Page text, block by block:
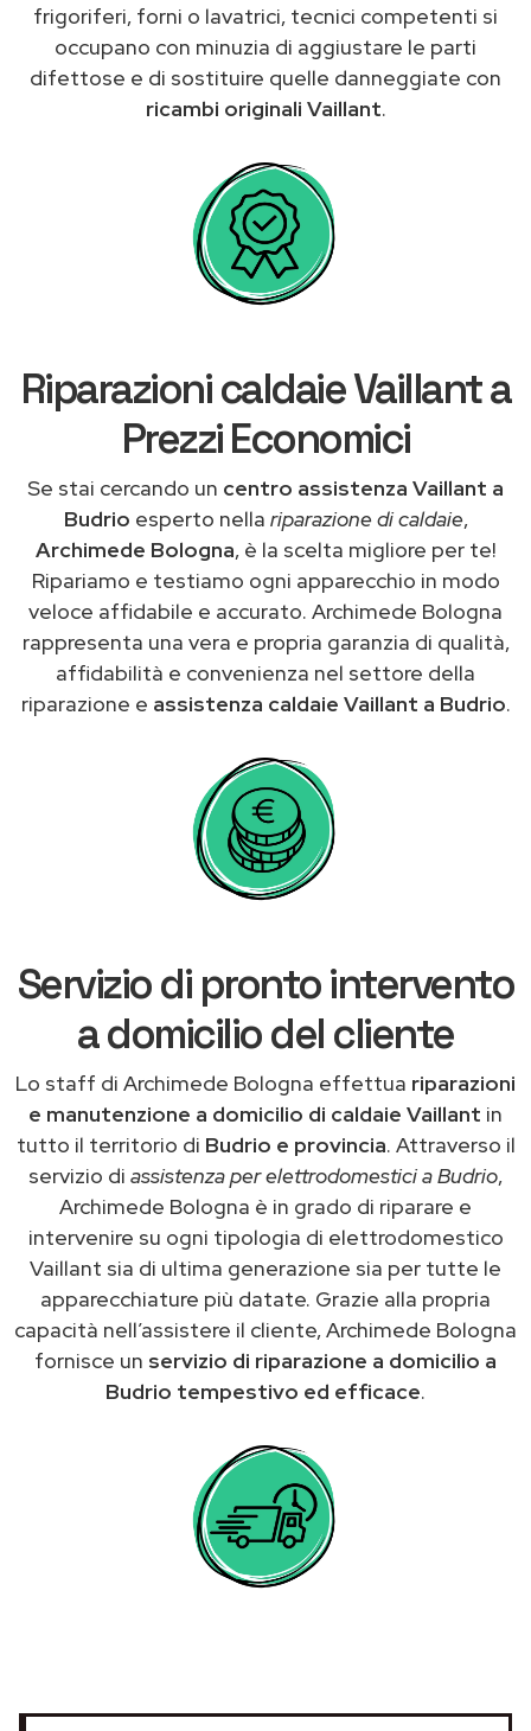
frigoriferi, forni o lavatrici, tecnici competenti si
occupano con minuzia di aggiustare le parti
difettose e di sostituire quelle danneggiate con
ricambi originali Vaillant.
Riparazioni caldaie Vaillant a
Prezzi Economici
Se stai cercando un centro assistenza Vaillant a
Budrio esperto nella riparazione di caldaie,
Archimede Bologna, è la scelta migliore per te!
Ripariamo e testiamo ogni apparecchio in modo
veloce affidabile e accurato. Archimede Bologna
rappresenta una vera e propria garanzia di qualità,
affidabilità e convenienza nel settore della
riparazione e assistenza caldaie Vaillant a Budrio.
Servizio di pronto intervento
a domicilio del cliente
Lo staff di Archimede Bologna effettua riparazioni
e manutenzione a domicilio di caldaie Vaillant in
tutto il territorio di Budrio e provincia. Attraverso il
servizio di assistenza per elettrodomestici a Budrio,
Archimede Bologna è in grado di riparare e
intervenire su ogni tipologia di elettrodomestico
Vaillant sia di ultima generazione sia per tutte le
apparecchiature più datate. Grazie alla propria
capacità nell’assistere il cliente, Archimede Bologna
fornisce un servizio di riparazione a domicilio a
Budrio tempestivo ed efficace.